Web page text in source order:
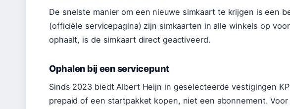
De snelste manier om een nieuwe simkaart te krijgen is een
(officiële servicepagina) zijn simkaarten in alle winkels op
ophaalt, is de simkaart direct geactiveerd.
Ophalen bij een servicepunt
Sinds 2023 biedt Albert Heijn in geselecteerde vestigingen
prepaid of een startpakket kopen, niet een abonnement.